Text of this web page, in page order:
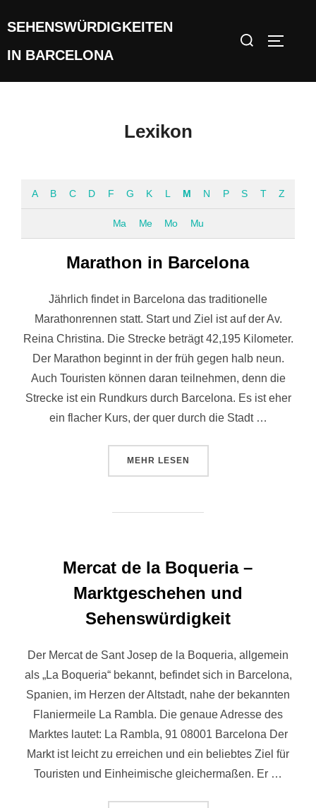
Inhalt
springen
SEHENSWÜRDIGKEITEN
IN BARCELONA
Suchen
Lexikon
A B C D F G K L M N P S T Z
Ma Me Mo Mu
Marathon in Barcelona
Jährlich findet in Barcelona das traditionelle
Marathonrennen statt. Start und Ziel ist auf der Av.
Reina Christina. Die Strecke beträgt 42,195 Kilometer.
Der Marathon beginnt in der früh gegen halb neun.
Auch Touristen können daran teilnehmen, denn die
Strecke ist ein Rundkurs durch Barcelona. Es ist eher
ein flacher Kurs, der quer durch die Stadt …
MEHR ÜBER „MARATHON IN
LESEN
Mercat de la Boqueria –
Marktgeschehen und
Sehenswürdigkeit
Der Mercat de Sant Josep de la Boqueria, allgemein
als „La Boqueria“ bekannt, befindet sich in Barcelona,
Spanien, im Herzen der Altstadt, nahe der bekannten
Flaniermeile La Rambla. Die genaue Adresse des
Marktes lautet: La Rambla, 91 08001 Barcelona Der
Markt ist leicht zu erreichen und ein beliebtes Ziel für
Touristen und Einheimische gleichermaßen. Er …